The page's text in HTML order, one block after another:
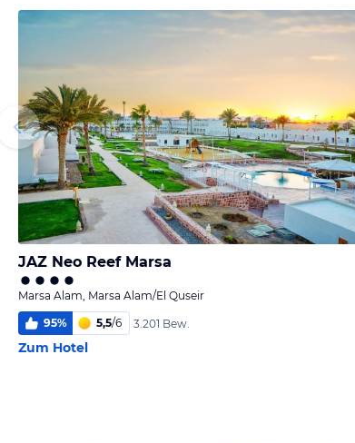
JAZ Neo Reef Marsa
Marsa Alam, Marsa Alam/El Quseir
95% 5,5/6 3.201 Bew.
Zum Hotel